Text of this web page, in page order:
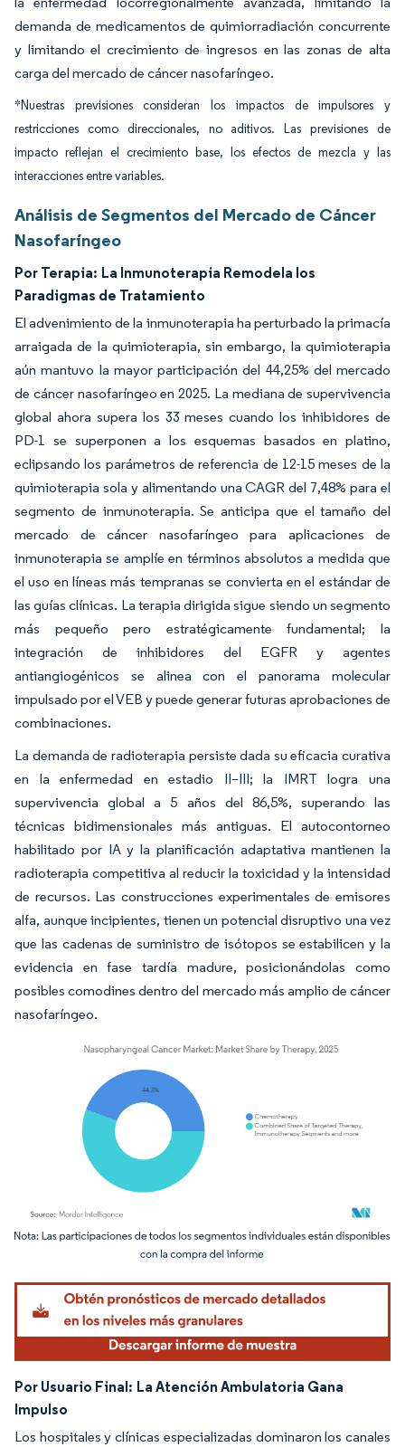
demanda de medicamentos de quimiorradiación concurrente
y limitando el crecimiento de ingresos en las zonas de alta
carga del mercado de cáncer nasofaríngeo.
*Nuestras previsiones consideran los impactos de impulsores y
restricciones como direccionales, no aditivos. Las previsiones de
impacto reflejan el crecimiento base, los efectos de mezcla y las
interacciones entre variables.
Análisis de Segmentos del Mercado de Cáncer
Nasofaríngeo
Por Terapia: La Inmunoterapia Remodela los
Paradigmas de Tratamiento
El advenimiento de la inmunoterapia ha perturbado la primacía
arraigada de la quimioterapia, sin embargo, la quimioterapia
aún mantuvo la mayor participación del 44,25% del mercado
de cáncer nasofaríngeo en 2025. La mediana de supervivencia
global ahora supera los 33 meses cuando los inhibidores de
PD-1 se superponen a los esquemas basados en platino,
eclipsando los parámetros de referencia de 12-15 meses de la
quimioterapia sola y alimentando una CAGR del 7,48% para el
segmento de inmunoterapia. Se anticipa que el tamaño del
mercado de cáncer nasofaríngeo para aplicaciones de
inmunoterapia se amplíe en términos absolutos a medida que
el uso en líneas más tempranas se convierta en el estándar de
las guías clínicas. La terapia dirigida sigue siendo un segmento
más pequeño pero estratégicamente fundamental; la
integración de inhibidores del EGFR y agentes
antiangiogénicos se alinea con el panorama molecular
impulsado por el VEB y puede generar futuras aprobaciones de
combinaciones.
La demanda de radioterapia persiste dada su eficacia curativa
en la enfermedad en estadio II–III; la IMRT logra una
supervivencia global a 5 años del 86,5%, superando las
técnicas bidimensionales más antiguas. El autocontorneo
habilitado por IA y la planificación adaptativa mantienen la
radioterapia competitiva al reducir la toxicidad y la intensidad
de recursos. Las construcciones experimentales de emisores
alfa, aunque incipientes, tienen un potencial disruptivo una vez
que las cadenas de suministro de isótopos se estabilicen y la
evidencia en fase tardía madure, posicionándolas como
posibles comodines dentro del mercado más amplio de cáncer
nasofaríngeo.
Imagen © Mordor Intelligence. El uso requiere atribución según CC BY 4.0.
Por Usuario Final: La Atención Ambulatoria Gana
Impulso
Los hospitales y clínicas especializadas dominaron los canales